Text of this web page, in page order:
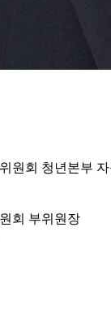
원회 청년본부
회 부위원장